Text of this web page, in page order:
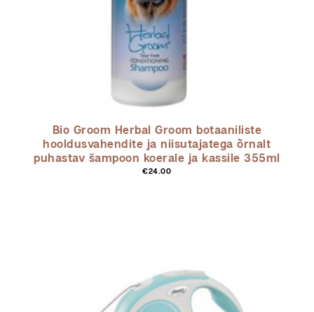
Bio Groom Herbal Groom botaaniliste
hooldusvahendite ja niisutajatega õrnalt
puhastav šampoon koerale ja kassile 355ml
€24.00